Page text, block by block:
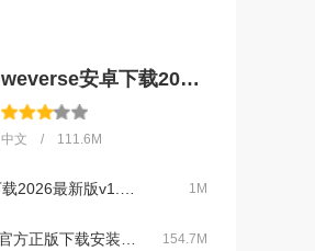
weverse安卓下载2026中文版v3.17.0官方安卓版
中文 / 111.6M
1M
154.7M